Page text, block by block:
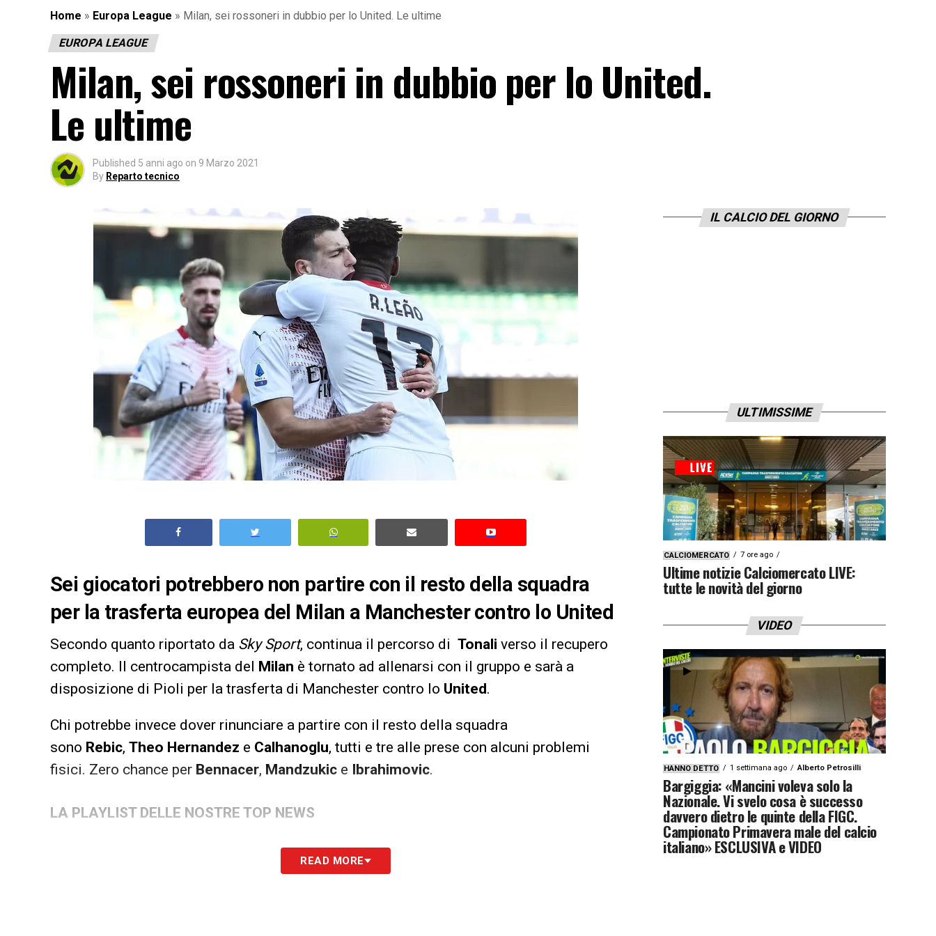
Home » Europa League » Milan, sei rossoneri in dubbio per lo United. Le ultime
EUROPA LEAGUE
Milan, sei rossoneri in dubbio per lo United.
Le ultime
Published 5 anni ago on 9 Marzo 2021
By Reparto tecnico
Sei giocatori potrebbero non partire con il resto della squadra
per la trasferta europea del Milan a Manchester contro lo United
Secondo quanto riportato da Sky Sport, continua il percorso di Tonali verso il recupero
completo. Il centrocampista del Milan è tornato ad allenarsi con il gruppo e sarà a
disposizione di Pioli per la trasferta di Manchester contro lo United.
Chi potrebbe invece dover rinunciare a partire con il resto della squadra
sono Rebic, Theo Hernandez e Calhanoglu, tutti e tre alle prese con alcuni problemi
fisici. Zero chance per Bennacer, Mandzukic e Ibrahimovic.
LA PLAYLIST DELLE NOSTRE TOP NEWS
READ MORE
IL CALCIO DEL GIORNO
ULTIMISSIME
CALCIOMERCATO 7 ore ago
Ultime notizie Calciomercato LIVE:
tutte le novità del giorno
VIDEO
HANNO DETTO 1 settimana ago Alberto Petrosilli
Bargiggia: «Mancini voleva solo la
Nazionale. Vi svelo cosa è successo
davvero dietro le quinte della FIGC.
Campionato Primavera male del calcio
italiano» ESCLUSIVA e VIDEO